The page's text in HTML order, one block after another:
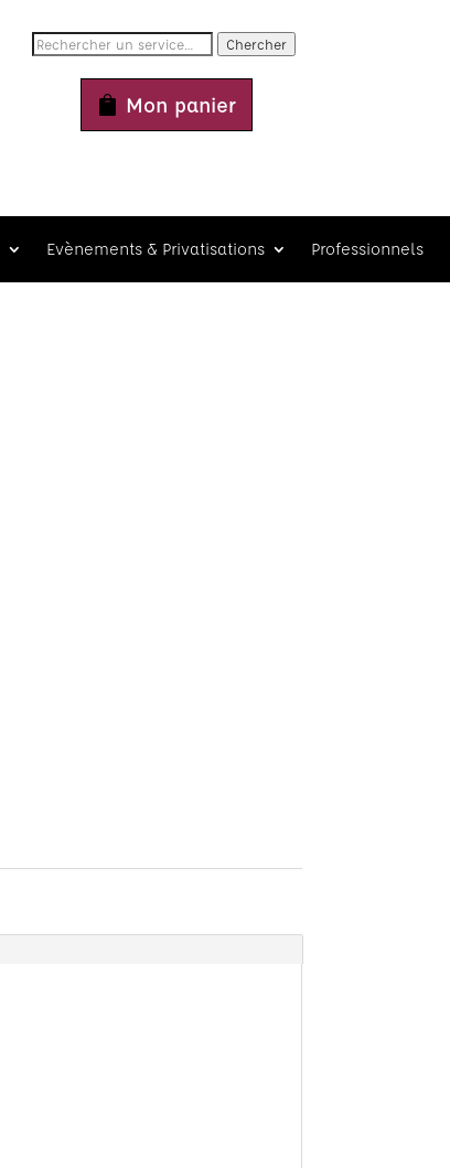
Chercher
Mon panier
Evènements & Privatisations Professionnels